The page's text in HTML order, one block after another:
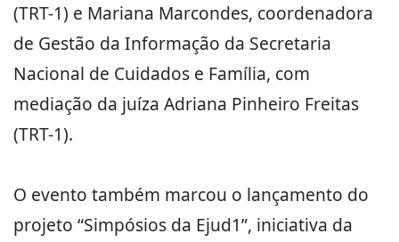
(TRT-1) e Mariana Marcondes, coordenadora
de Gestão da Informação da Secretaria
Nacional de Cuidados e Família, com
mediação da juíza Adriana Pinheiro Freitas
(TRT-1).
O evento também marcou o lançamento do
projeto “Simpósios da Ejud1”, iniciativa da